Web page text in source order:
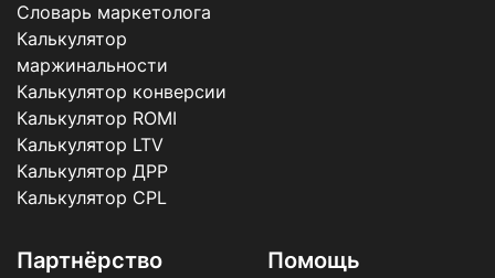
Словарь маркетолога
Калькулятор
маржинальности
Калькулятор конверсии
Калькулятор ROMI
Калькулятор LTV
Калькулятор ДРР
Калькулятор CPL
Помощь
Партнёрство